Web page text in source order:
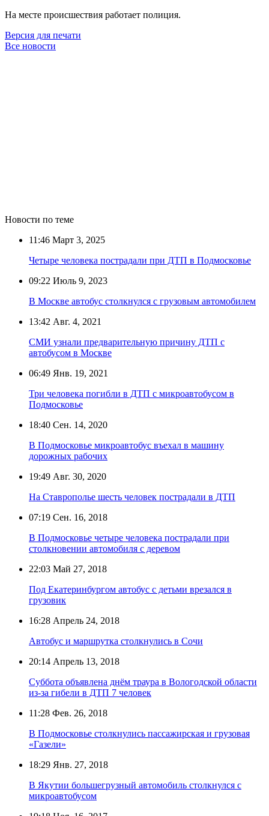
На месте происшествия работает полиция.
Версия для печати
Все новости
Новости по теме
11:46 Март 3, 2025
Четыре человека пострадали при ДТП в Подмосковье
09:22 Июль 9, 2023
В Москве автобус столкнулся с грузовым автомобилем
13:42 Авг. 4, 2021
СМИ узнали предварительную причину ДТП с
автобусом в Москве
06:49 Янв. 19, 2021
Три человека погибли в ДТП с микроавтобусом в
Подмосковье
18:40 Сен. 14, 2020
В Подмосковье микроавтобус въехал в машину
дорожных рабочих
19:49 Авг. 30, 2020
На Ставрополье шесть человек пострадали в ДТП
07:19 Сен. 16, 2018
В Подмосковье четыре человека пострадали при
столкновении автомобиля с деревом
22:03 Май 27, 2018
Под Екатеринбургом автобус с детьми врезался в
грузовик
16:28 Апрель 24, 2018
Автобус и маршрутка столкнулись в Сочи
20:14 Апрель 13, 2018
Суббота объявлена днём траура в Вологодской области
из-за гибели в ДТП 7 человек
11:28 Фев. 26, 2018
В Подмосковье столкнулись пассажирская и грузовая
«Газели»
18:29 Янв. 27, 2018
В Якутии большегрузный автомобиль столкнулся с
микроавтобусом